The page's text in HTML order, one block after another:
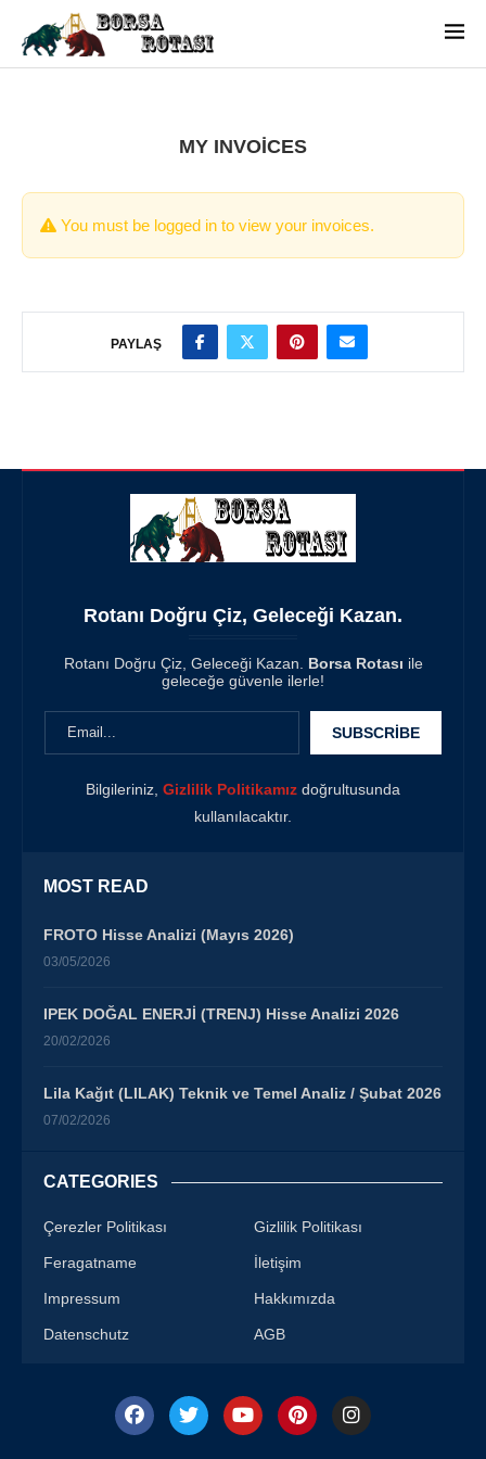
MY INVOICES
You must be logged in to view your invoices.
PAYLAŞ
CATEGORIES
Çerezler Politikası Gizlilik Politikası
Feragatname İletişim
Impressum Hakkımızda
Datenschutz AGB
Rotanı Doğru Çiz, Geleceği Kazan.
Rotanı Doğru Çiz, Geleceği Kazan. Borsa Rotası ile
geleceğe güvenle ilerle!
Bilgileriniz, Gizlilik Politikamız doğrultusunda
kullanılacaktır.
MOST READ
FROTO Hisse Analizi (Mayıs 2026)
03/05/2026
IPEK DOĞAL ENERJİ (TRENJ) Hisse Analizi 2026
20/02/2026
Lila Kağıt (LILAK) Teknik ve Temel Analiz / Şubat 2026
07/02/2026